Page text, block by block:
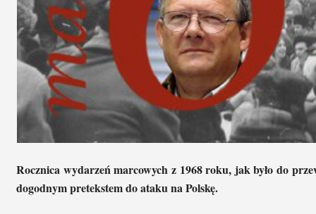
Rocznica wydarzeń marcowych z 1968 roku, jak było do
dogodnym pretekstem do ataku na Polskę.